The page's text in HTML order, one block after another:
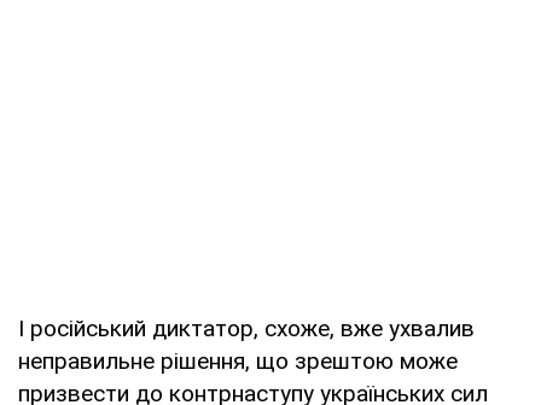
І російський диктатор, схоже, вже ухвалив
неправильне рішення, що зрештою може
призвести до контрнаступу українських сил